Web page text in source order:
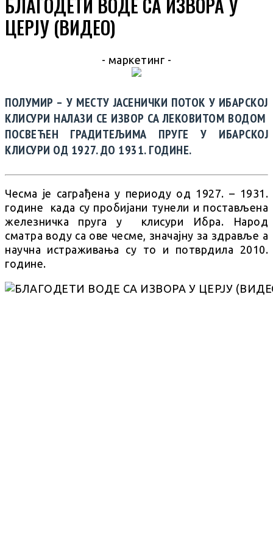
ЦЕРЈУ (ВИДЕО)
- маркетинг -
ПОЛУМИР – У МЕСТУ ЈАСЕНИЧКИ ПОТОК У ИБАРСКОЈ
КЛИСУРИ НАЛАЗИ СЕ ИЗВОР СА ЛЕКОВИТОМ ВОДОМ
ПОСВЕЋЕН ГРАДИТЕЉИМА ПРУГЕ У ИБАРСКОЈ
КЛИСУРИ ОД 1927. ДО 1931. ГОДИНЕ.
Чесма је саграђена у периоду од 1927. – 1931.
године када су пробијани тунели и постављена
железничка пруга у клисури Ибра. Народ
сматра воду са ове чесме, значајну за здравље а
научна истраживања су то и потврдила 2010.
године.